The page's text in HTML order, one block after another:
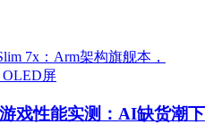
戏性能实测：AI缺货潮下